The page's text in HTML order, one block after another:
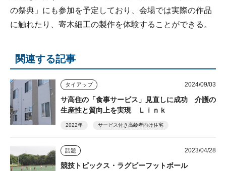
の祭典」にも参加を予定しており、会場では実際の作品
に触れたり、寄木細工の製作を体験することができる。
関連する記事
タイアップ 2024/09/03
サ高住の「食事サービス」見直しに成功 介護の
生産性と質向上を実現 Ｌｉｎｋ
2022年 サービス付き高齢者向け住宅
話題 2023/04/28
競技トピックス・ラグビーフットボール